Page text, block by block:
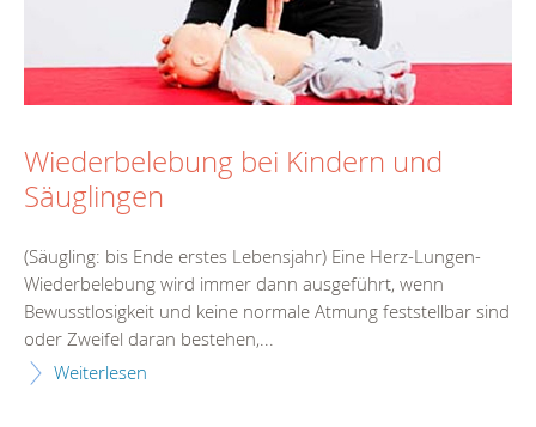
Wiederbelebung bei Kindern und
Säuglingen
(Säugling: bis Ende erstes Lebensjahr) Eine Herz-Lungen-
Wiederbelebung wird immer dann ausgeführt, wenn
Bewusstlosigkeit und keine normale Atmung feststellbar sind
oder Zweifel daran bestehen,...
Weiterlesen